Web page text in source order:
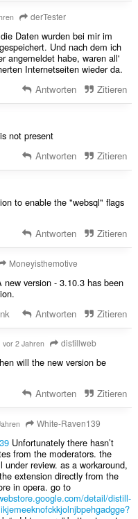
derTester
Daten wurden bei mir im
Und nach dem ich
angemeldet habe, waren all'
Internetseiten wieder da.
Antworten Zitieren
not present
Antworten Zitieren
to enable the "websql" flags
Antworten Zitieren
Moneyisthemotive
version - 3.10.3 has been
Antworten Zitieren
vor 2 Jahren distillweb
will the new version be
Antworten Zitieren
White-Raven139
Unfortunately there hasn’t
from the moderators. the
under review. as a workaround,
extension directly from the
in opera. go to
detail/distill-